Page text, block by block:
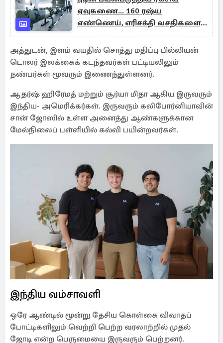
ஏவுகணை... 160 ரஷ்ய
எண்ணெய், எரிசக்தி வசதிகளைத்
தாக்கிய உக்ரைன்
அத்துடன், இளம் வயதில் சொத்து மதிப்பு பில்லியன்
டொலர் இலக்கைக் கடந்தவர்கள் பட்டியலிலும்
நண்பர்கள் மூவரும் இணைந்துள்ளனர்.
ஆதர்ஷ் ஹிரேமத் மற்றும் சூர்யா மிதா ஆகிய இருவரும்
இந்திய- அமெரிக்கர்கள். இருவரும் கலிபோர்னியாவின்
சான் ஜோஸில் உள்ள அனைத்து ஆண்களுக்கான
மேல்நிலைப் பள்ளியில் கல்வி பயின்றவர்கள்.
இந்திய வம்சாவளி
ஒரே ஆண்டில் மூன்று தேசிய கொள்கை விவாதப்
போட்டிகளிலும் வெற்றி பெற்ற வரலாற்றில் முதல்
ஜோடி என்ற பெருமையை இருவரும் பெற்றனர்.